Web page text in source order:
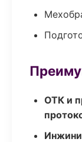
ОТК и